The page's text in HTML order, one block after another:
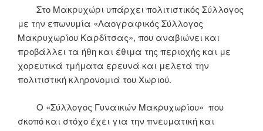
Στο Μακρυχώρι υπάρχει πολιτιστικός Σύλλογος
με την επωνυμία «Λαογραφικός Σύλλογος
Μακρυχωρίου Καρδίτσας», που αναβιώνει και
προβάλλει τα ήθη και έθιμα της περιοχής και με
χορευτικά τμήματα ερευνά και μελετά την
πολιτιστική κληρονομιά του Χωριού.
Ο «Σύλλογος Γυναικών Μακρυχωρίου» που
σκοπό και στόχο έχει για την πνευματική και